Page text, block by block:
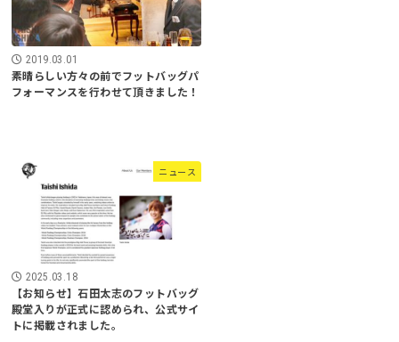
2019.03.01
素晴らしい方々の前でフットバッグパ
フォーマンスを行わせて頂きました！
ニュース
2025.03.18
【お知らせ】石田太志のフットバッグ
殿堂入りが正式に認められ、公式サイ
トに掲載されました。